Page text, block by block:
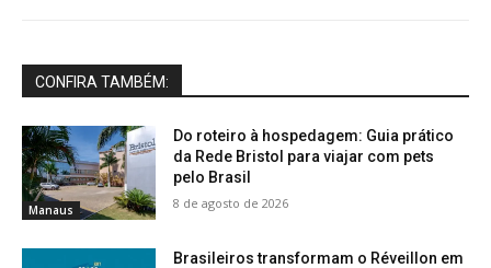
CONFIRA TAMBÉM:
Manaus
Do roteiro à hospedagem: Guia prático
da Rede Bristol para viajar com pets
pelo Brasil
8 de agosto de 2026
Brasileiros transformam o Réveillon em